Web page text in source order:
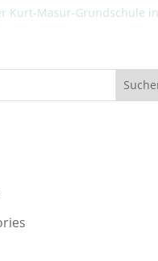
Kurt-Masur-Grundschule in